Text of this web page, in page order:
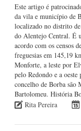
Este artigo é
da vila e município de
localizado no distrito
do Alentejo Central. É
acordo com os censos
freguesias em 145,19
Monforte, a leste por
pelo Redondo e a
concelho de Borba são
Bartolomeu. História
Rita Pereira